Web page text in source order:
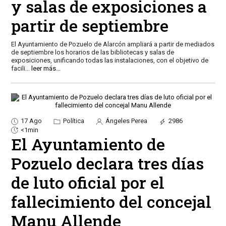
y salas de exposiciones a
partir de septiembre
El Ayuntamiento de Pozuelo de Alarcón ampliará a partir de mediados
de septiembre los horarios de las bibliotecas y salas de
exposiciones, unificando todas las instalaciones, con el objetivo de
facili... leer más...
17 Ago Política Ángeles Perea
2986
<1min
El Ayuntamiento de
Pozuelo declara tres días
de luto oficial por el
fallecimiento del concejal
Manu Allende